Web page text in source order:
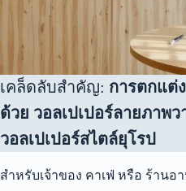
เคล็ดลับสำคัญ: การตกแต่
ด้วย วอลเปเปอร์ลายภาพ
วอลเปเปอร์สไตล์ยุโรป
สำหรับเจ้าของ คาเฟ่ หรือ ร้าน